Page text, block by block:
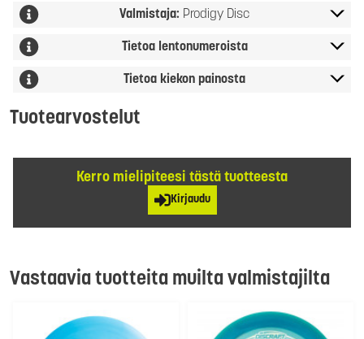
Valmistaja: Prodigy Disc
Tietoa lentonumeroista
Tietoa kiekon painosta
Tuotearvostelut
Kerro mielipiteesi tästä tuotteesta
Kirjaudu
Vastaavia tuotteita muilta valmistajilta